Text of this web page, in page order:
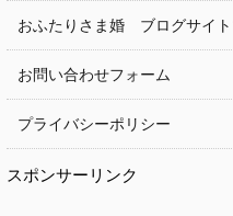
おふたりさま婚 ブログサイ
お問い合わせフォーム
プライバシーポリシー
スポンサーリンク